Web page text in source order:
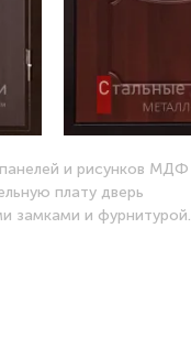
и рисунков МДФ
плату дверь
замками и фурнитурой.